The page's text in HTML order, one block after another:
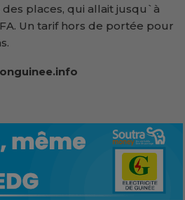
places, qui allait jusqu`à
Un tarif hors de portée pour